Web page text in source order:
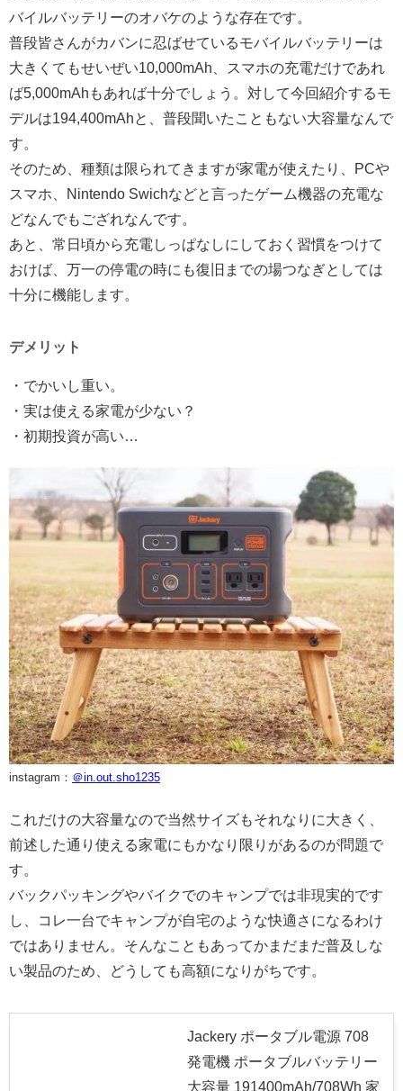
バイルバッテリーのオバケのような存在です。
普段皆さんがカバンに忍ばせているモバイルバッテリーは
大きくてもせいぜい10,000mAh、スマホの充電だけであれ
ば5,000mAhもあれば十分でしょう。対して今回紹介するモ
デルは194,400mAhと、普段聞いたこともない大容量なんで
す。
そのため、種類は限られてきますが家電が使えたり、PCや
スマホ、Nintendo Swichなどと言ったゲーム機器の充電な
どなんでもござれなんです。
あと、常日頃から充電しっぱなしにしておく習慣をつけて
おけば、万一の停電の時にも復旧までの場つなぎとしては
十分に機能します。
デメリット
・でかいし重い。
・実は使える家電が少ない？
・初期投資が高い…
instagram： ＠in.out.sho1235
これだけの大容量なので当然サイズもそれなりに大きく、
前述した通り使える家電にもかなり限りがあるのが問題で
す。
バックパッキングやバイクでのキャンプでは非現実的です
し、コレ一台でキャンプが自宅のような快適さになるわけ
ではありません。そんなこともあってかまだまだ普及しな
い製品のため、どうしても高額になりがちです。
Jackery ポータブル電源 708
発電機 ポータブルバッテリー
大容量 191400mAh/708Wh 家